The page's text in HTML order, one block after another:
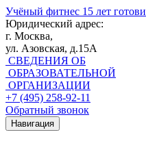
Учёный фитнес 15 лет
Юридический адрес:
г. Москва,
ул. Азовская, д.15А
СВЕДЕНИЯ ОБ
ОБРАЗОВАТЕЛЬНОЙ
ОРГАНИЗАЦИИ
+7 (495) 258-92-11
Обратный звонок
Навигация